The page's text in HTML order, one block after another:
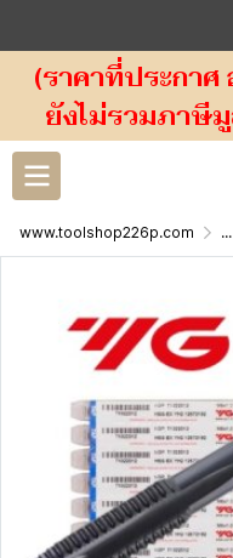
(ราคาที่ประกา
ยังไม่รวมภาษี
www.toolshop226p.com ...